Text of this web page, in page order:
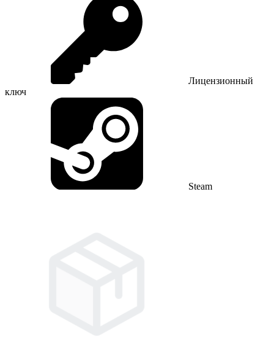
Лицензионный
ключ
Steam